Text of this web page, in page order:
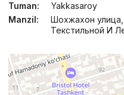
Tuman:
Yakkasaroy
Manzil:
Шохжахон
Текстильной И